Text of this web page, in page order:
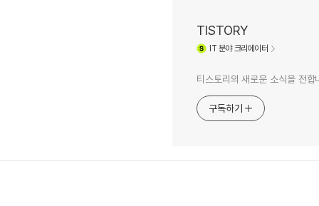
TISTORY
IT 분야 크리에이터
티스토리의 새로운 소식을 전합
구독하기